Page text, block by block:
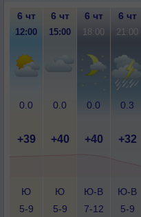
6 чт 6 чт 6 чт 6 чт
12:00 15:00 18:00 21:00
0.0 0.0 0.0 0.3
+39 +40 +40 +32
Ю
5-9
Ю
5-9
Ю-В
7-12
Ю-В
5-9